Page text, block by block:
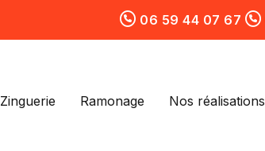
06 59 44 07 67
Zinguerie Ramonage Nos réalisations